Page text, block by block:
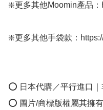
❇️更多其他Moomin產品
❇️更多其他手袋款：
⭕ 日本代購／平行進口
⭕ 圖片/商標版權屬其擁